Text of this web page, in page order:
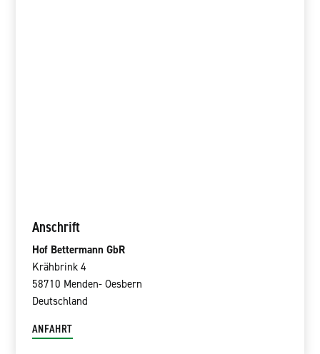
Anschrift
Hof Bettermann GbR
Krähbrink 4
58710 Menden- Oesbern
Deutschland
ANFAHRT